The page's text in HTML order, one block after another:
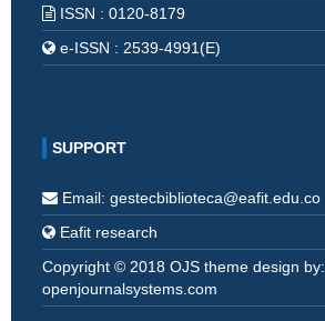
ISSN : 0120-8179
e-ISSN : 2539-4991(E)
SUPPORT
Email: gestecbiblioteca@eafit.edu.co
Eafit research
Copyright © 2018 OJS theme design by:
openjournalsystems.com